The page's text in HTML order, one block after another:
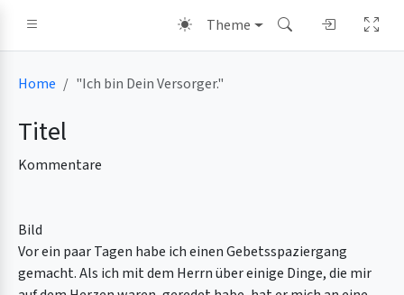
Theme
Home "Ich bin Dein Versorger."
Titel
Kommentare
Bild
Vor ein paar Tagen habe ich einen Gebetsspaziergang
gemacht. Als ich mit dem Herrn über einige Dinge, die mir